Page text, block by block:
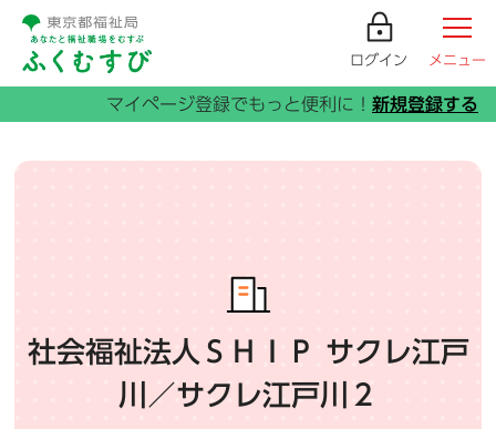
ログイン メニュー
社会福祉法人ＳＨＩＰ サクレ江戸
川／サクレ江戸川２